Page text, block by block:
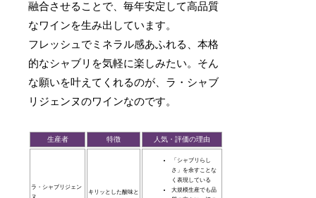
融合させることで、毎年安定して高品質
なワインを生み出しています。
フレッシュでミネラル感あふれる、本格
的なシャブリを気軽に楽しみたい。そん
な願いを叶えてくれるのが、ラ・シャブ
リジェンヌのワインなのです。
生産者 特徴 人気・評価の理由
ラ・シャブリジェン
キリッとした酸味と
「シャブリらし
さ」を余すことな
く表現している
大規模生産でも品